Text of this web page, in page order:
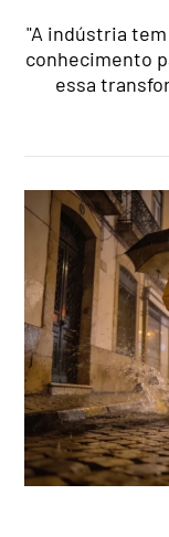
"A indústria
conhecimento
essa